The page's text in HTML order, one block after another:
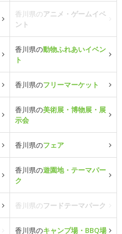
香川県のアニメ・ゲームイベ
ント
香川県の動物ふれあいイベン
ト
香川県のフリーマーケット
香川県の美術展・博物展・展
示会
香川県のフェア
香川県の遊園地・テーマパー
ク
香川県のフードテーマパーク
香川県のキャンプ場・BBQ場